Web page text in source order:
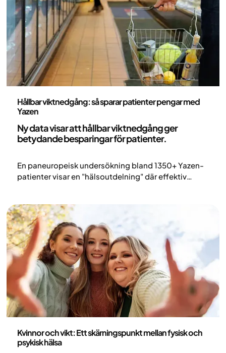
Hållbar viktnedgång: så sparar patienter pengar med
Yazen
Ny data visar atthållbar viktnedgång ger
betydande besparingarför patienter.
En paneuropeisk undersökning bland 1350+ Yazen-
patienter visar en "hälsoutdelning" där effektiv
patienterna i genomsnitt 1185 kronor på mat och 544
kronor på hälso- och sjukvård varje månad.
Resultaten visar en naturlig förskjutning bort från
snacks och hämtmat mot näringstäta, medvetna
konsumtionsval.
Kvinnor och vikt: Ett skärningspunkt mellan fysisk och
psykisk hälsa